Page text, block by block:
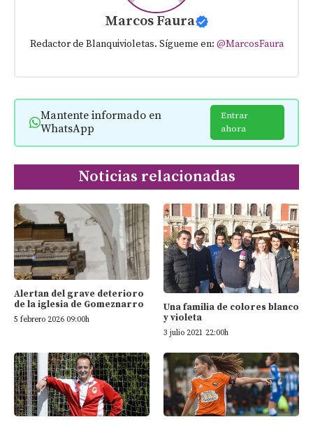
Marcos Faura
Redactor de Blanquivioletas. Sígueme en: @MarcosFaura
Mantente informado en
WhatsApp
Entrar
ahora
Noticias relacionadas
Alertan del grave deterioro
de la iglesia de Gomeznarro
5 febrero 2026 09:00h
Una familia de colores blanco
y violeta
3 julio 2021 22:00h